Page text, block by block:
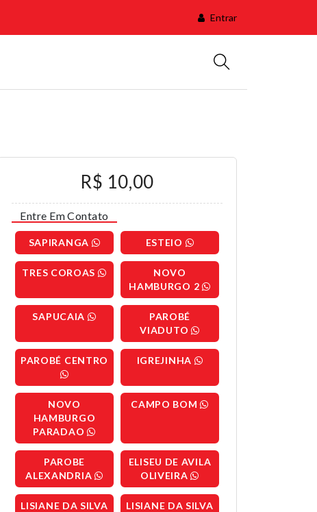
Entrar
R$ 10,00
Entre Em Contato
SAPIRANGA ESTEIO
TRES COROAS
NOVO
HAMBURGO 2
SAPUCAIA
PAROBÉ
VIADUTO
PAROBÉ CENTRO IGREJINHA
NOVO
HAMBURGO
PARADAO
CAMPO BOM
PAROBE
ALEXANDRIA
ELISEU DE AVILA
OLIVEIRA
LISIANE DA SILVA
LISIANE DA SILVA